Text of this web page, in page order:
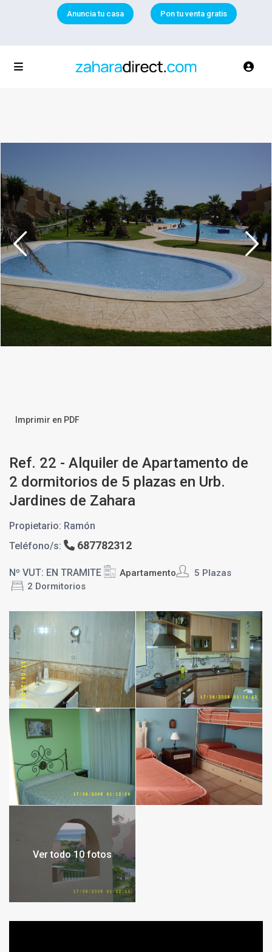
Anuncia tu casa Pon tu venta gratis
Imprimir en PDF
Ref. 22 - Alquiler de Apartamento de
2 dormitorios de 5 plazas en Urb.
Jardines de Zahara
Propietario: Ramón
Teléfono/s:
687782312
Nº VUT: EN TRAMITE Apartamento
5 Plazas
2 Dormitorios
Ver todo 10 fotos